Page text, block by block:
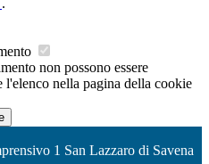
.
non possono essere
nella pagina della cookie
1 San Lazzaro di Savena